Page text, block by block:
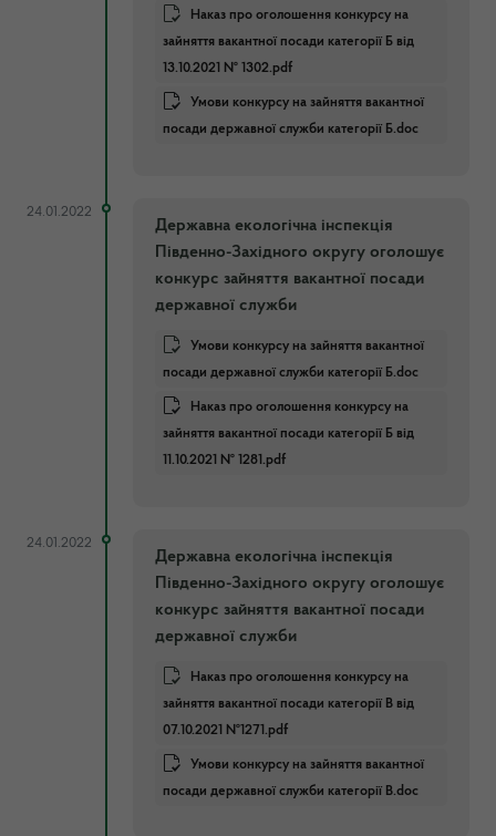
Наказ про оголошення конкурсу на
зайняття вакантної посади категорії Б від
13.10.2021 № 1302.pdf
Умови конкурсу на зайняття вакантної
посади державної служби категорії Б.doc
24.01.2022
Державна екологічна інспекція
Південно-Західного округу оголошує
конкурс зайняття вакантної посади
державної служби
Умови конкурсу на зайняття вакантної
посади державної служби категорії Б.doc
Наказ про оголошення конкурсу на
зайняття вакантної посади категорії Б від
11.10.2021 № 1281.pdf
24.01.2022
Державна екологічна інспекція
Південно-Західного округу оголошує
конкурс зайняття вакантної посади
державної служби
Наказ про оголошення конкурсу на
зайняття вакантної посади категорії В від
07.10.2021 №1271.pdf
Умови конкурсу на зайняття вакантної
посади державної служби категорії В.doc